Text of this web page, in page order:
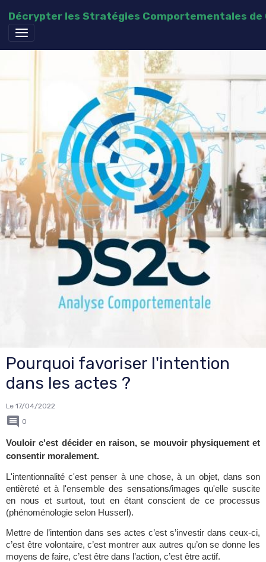
Décrypter les Stratégies Comportementales de
Pourquoi favoriser l'intention
dans les actes ?
Le 17/04/2022
0
Vouloir c'est décider en raison, se mouvoir physiquement et
consentir moralement.
L'intentionnalité c'est penser à une chose, à un objet, dans son
entièreté et à l'ensemble des sensations/images qu'elle suscite
en nous et surtout, tout en étant conscient de ce processus
(phénoménologie selon Husserl).
Mettre de l’intention dans ses actes c’est s’investir dans ceux-ci,
c’est être volontaire, c’est montrer aux autres qu’on se donne les
moyens de faire, c’est être dans l’action, c’est être actif.